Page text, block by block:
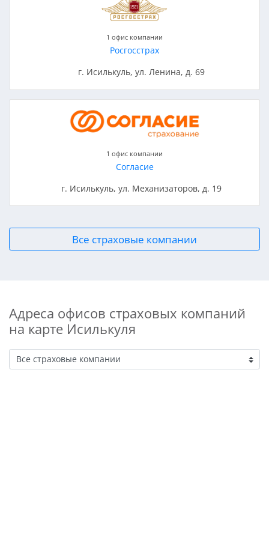
1 офис компании
Росгосстрах
г. Исилькуль, ул. Ленина, д. 69
1 офис компании
Согласие
г. Исилькуль, ул. Механизаторов, д. 19
Все страховые компании
Адреса офисов страховых компаний
на карте Исилькуля